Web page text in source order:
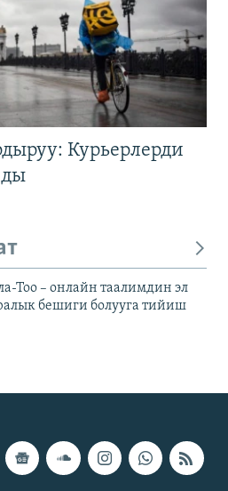
Курьерлерди
Тоо – онлайн таалимдин эл
бешиги болууга тийиш